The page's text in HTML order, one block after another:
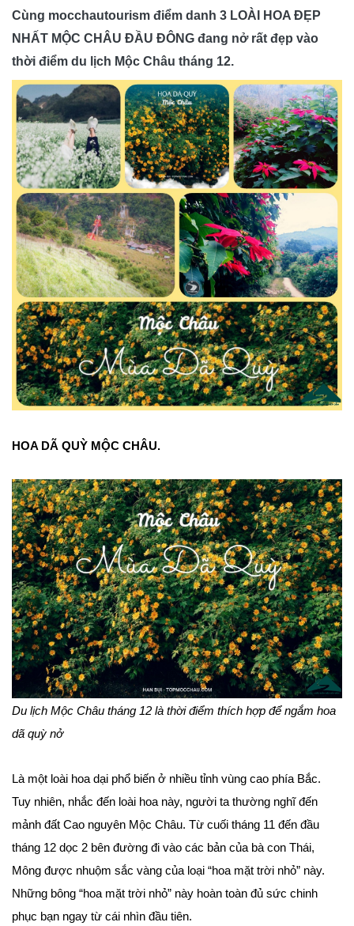
Cùng mocchautourism điểm danh 3 LOÀI HOA ĐẸP
NHẤT MỘC CHÂU ĐẦU ĐÔNG đang nở rất đẹp vào
thời điểm du lịch Mộc Châu tháng 12.
HOA DÃ QUỲ MỘC CHÂU.
Du lịch Mộc Châu tháng 12 là thời điểm thích hợp để ngắm hoa
dã quỳ nở
Là một loài hoa dại phổ biến ở nhiều tỉnh vùng cao phía Bắc.
Tuy nhiên, nhắc đến loài hoa này, người ta thường nghĩ đến
mảnh đất Cao nguyên Mộc Châu. Từ cuối tháng 11 đến đầu
tháng 12 dọc 2 bên đường đi vào các bản của bà con Thái,
Mông được nhuộm sắc vàng của loại “hoa mặt trời nhỏ” này.
Những bông “hoa mặt trời nhỏ” này hoàn toàn đủ sức chinh
phục bạn ngay từ cái nhìn đầu tiên.